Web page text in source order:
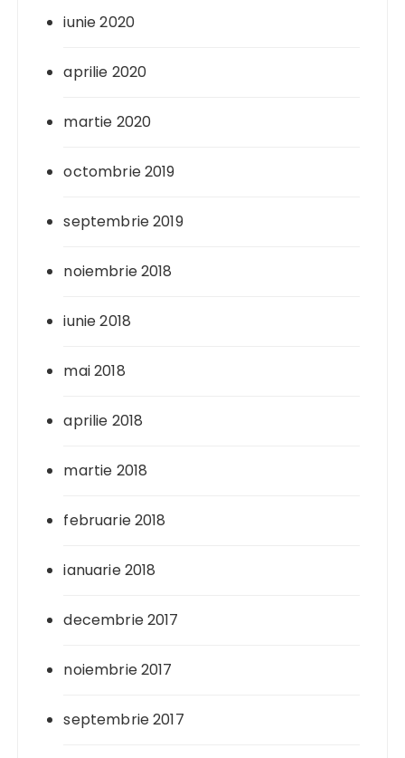
iunie 2020
aprilie 2020
martie 2020
octombrie 2019
septembrie 2019
noiembrie 2018
iunie 2018
mai 2018
aprilie 2018
martie 2018
februarie 2018
ianuarie 2018
decembrie 2017
noiembrie 2017
septembrie 2017